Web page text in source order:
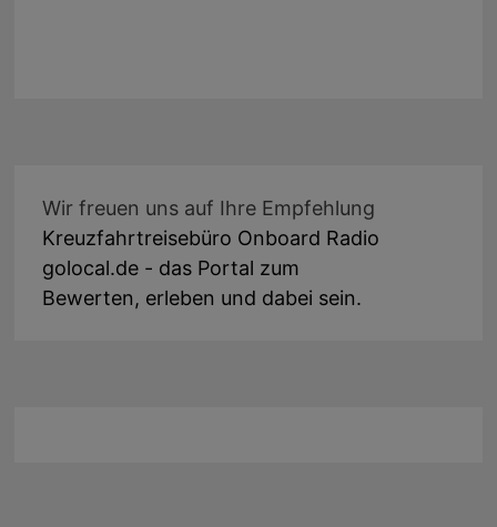
Wir freuen uns auf Ihre Empfehlung
Kreuzfahrtreisebüro Onboard Radio
golocal.de - das Portal zum
Bewerten, erleben und dabei sein.